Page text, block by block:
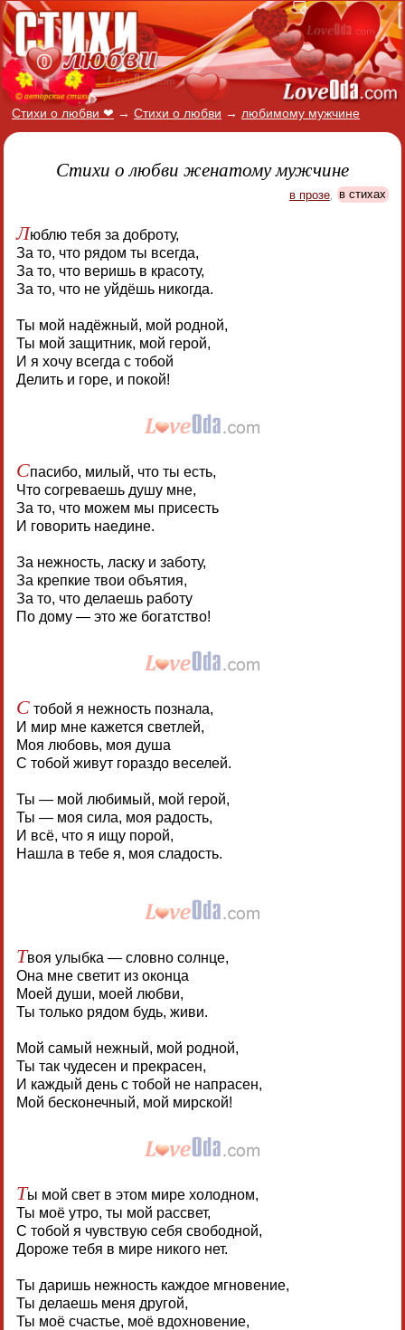
Стихи о любви ❤ → Стихи о любви → любимому мужчине
Стихи о любви женатому мужчине
в прозе, в стихах
Люблю тебя за доброту,
За то, что рядом ты всегда,
За то, что веришь в красоту,
За то, что не уйдёшь никогда.
Ты мой надёжный, мой родной,
Ты мой защитник, мой герой,
И я хочу всегда с тобой
Делить и горе, и покой!
Спасибо, милый, что ты есть,
Что согреваешь душу мне,
За то, что можем мы присесть
И говорить наедине.
За нежность, ласку и заботу,
За крепкие твои объятия,
За то, что делаешь работу
По дому — это же богатство!
Стобой я нежность познала,
И мир мне кажется светлей,
Моя любовь, моя душа
С тобой живут гораздо веселей.
Ты — мой любимый, мой герой,
Ты — моя сила, моя радость,
И всё, что я ищу порой,
Нашла в тебе я, моя сладость.
Твоя улыбка — словно солнце,
Она мне светит из оконца
Моей души, моей любви,
Ты только рядом будь, живи.
Мой самый нежный, мой родной,
Ты так чудесен и прекрасен,
И каждый день с тобой не напрасен,
Мой бесконечный, мой мирской!
Ты мой свет в этом мире холодном,
Ты моё утро, ты мой рассвет,
С тобой я чувствую себя свободной,
Дороже тебя в мире никого нет.
Ты даришь нежность каждое мгновение,
Ты делаешь меня другой,
Ты моё счастье, моё вдохновение,